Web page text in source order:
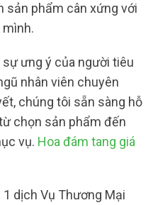
sản phẩm cân xứng với
ưng ý của người tiêu
nhân viên chuyên
chúng tôi sẵn sàng hỗ
chọn sản phẩm đến
vụ. Hoa đám tang giá
dịch Vụ Thương Mại